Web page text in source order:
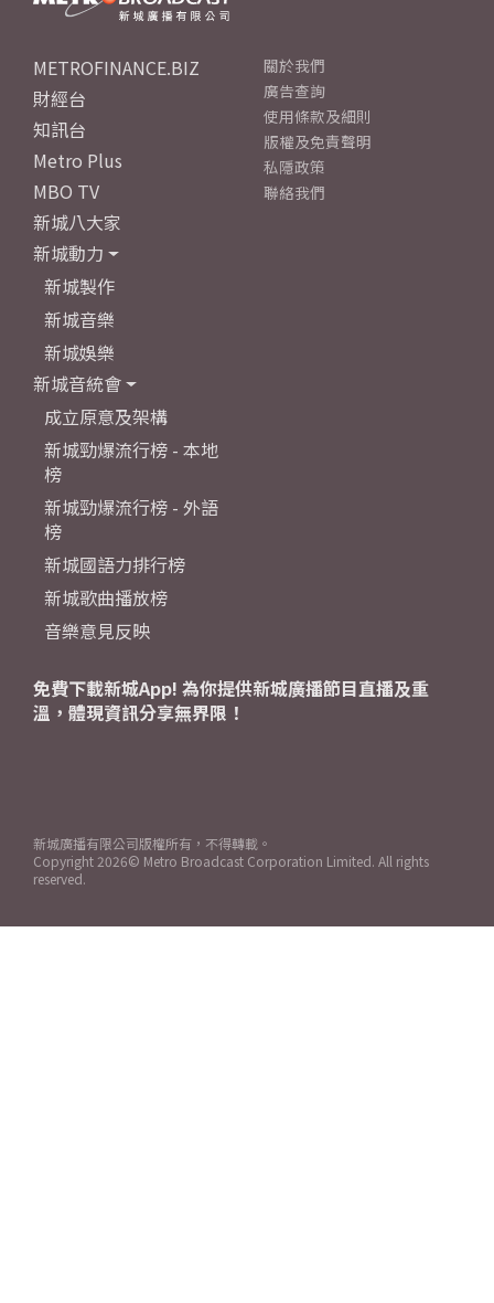
METROFINANCE.BIZ
財經台
知訊台
Metro Plus
MBO TV
新城八大家
新城動力
新城製作
新城音樂
新城娛樂
新城音統會
成立原意及架構
新城勁爆流行榜 - 本地
榜
新城勁爆流行榜 - 外語
榜
新城國語力排行榜
新城歌曲播放榜
音樂意見反映
關於我們
廣告查詢
使用條款及細則
版權及免責聲明
私隱政策
聯絡我們
免費下載新城App! 為你提供新城廣播節目直播及重
溫，體現資訊分享無界限！
新城廣播有限公司版權所有，不得轉載。
Copyright 2026© Metro Broadcast Corporation Limited. All rights
reserved.